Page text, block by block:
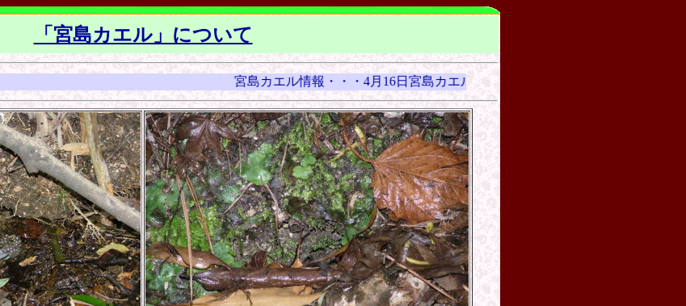
「宮島カエル」について
宮島カエル情報・・・4月16日宮島カエルの愛の饗宴が始まりました。今年も